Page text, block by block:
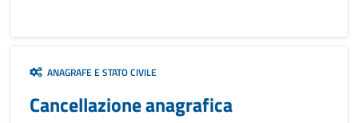
ANAGRAFE E STATO CIVILE
Cancellazione anagrafica